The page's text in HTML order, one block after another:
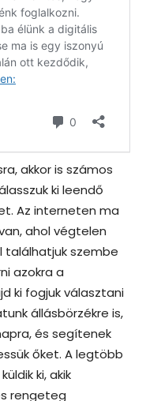
akkor is számos
ki leendő
Az interneten ma
ahol végtelen
találhatjuk szembe
azokra a
ki fogjuk választani
állásbörzékre is,
és segítenek
őket. A legtöbb
ki, akik
rengeteg